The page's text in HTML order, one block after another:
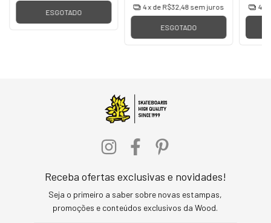
ESGOTADO
4x de R$32,48 sem juros
ESGOTADO
4
Receba ofertas exclusivas e novidades!
Seja o primeiro a saber sobre novas estampas,
promoções e conteúdos exclusivos da Wood.